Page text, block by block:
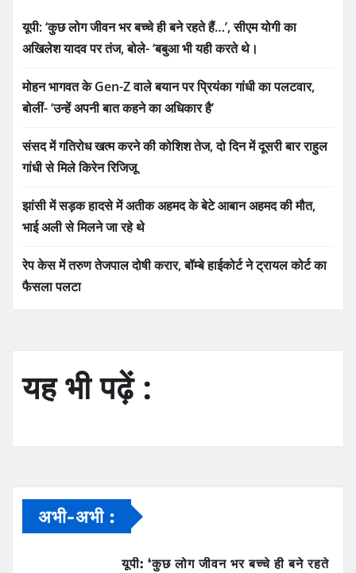
यूपी: ‘कुछ लोग जीवन भर बच्चे ही बने रहते हैं…’, सीएम योगी का
अखिलेश यादव पर तंज, बोले- ‘बबुआ भी यही करते थे।
मोहन भागवत के Gen-Z वाले बयान पर प्रियंका गांधी का पलटवार,
बोलीं- ‘उन्हें अपनी बात कहने का अधिकार है’
संसद में गतिरोध खत्म करने की कोशिश तेज, दो दिन में दूसरी बार राहुल
गांधी से मिले किरेन रिजिजू
झांसी में सड़क हादसे में अतीक अहमद के बेटे आबान अहमद की मौत,
भाई अली से मिलने जा रहे थे
रेप केस में तरुण तेजपाल दोषी करार, बॉम्बे हाईकोर्ट ने ट्रायल कोर्ट का
फैसला पलटा
यह भी पढ़ें :
अभी-अभी :
यूपी: ‘कुछ लोग जीवन भर बच्चे ही बने रहते